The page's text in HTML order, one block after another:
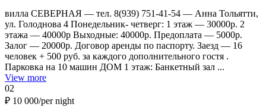
вилла СЕВЕРНАЯ — тел. 8(939) 751-41-54 — Анна Тольятти,
ул. Голоднова 4 Понедельник- четверг: 1 этаж — 30000р. 2
этажа — 40000р Выходные: 40000р. Предоплата — 5000р.
Залог — 20000р. Договор аренды по паспорту. Заезд — 16
человек + 500 руб. за каждого дополнительного гостя .
Парковка на 10 машин ДОМ 1 этаж: Банкетный зал ...
View more
02
₽ 10 000/per night